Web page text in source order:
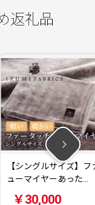
返礼品
ータッチニ